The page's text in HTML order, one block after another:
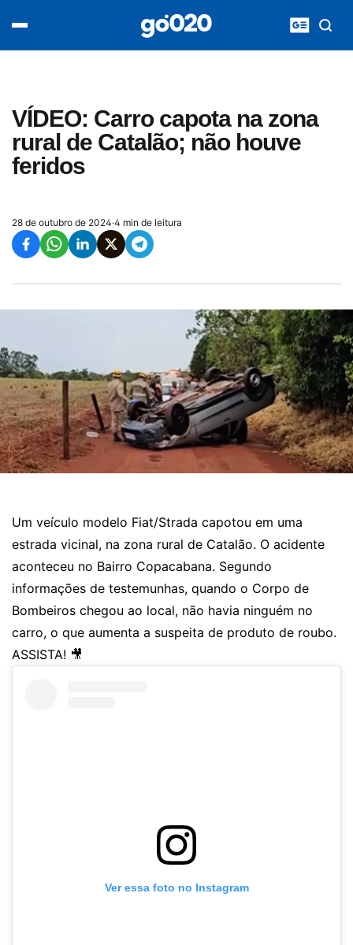
VÍDEO: Carro capota na zona
rural de Catalão; não houve
feridos
28 de outubro de 2024·4 min de leitura
Um veículo modelo Fiat/Strada capotou em uma
estrada vicinal, na zona rural de Catalão. O acidente
aconteceu no Bairro Copacabana. Segundo
informações de testemunhas, quando o Corpo de
Bombeiros chegou ao local, não havia ninguém no
carro, o que aumenta a suspeita de produto de roubo.
ASSISTA! 🎥
Ver essa foto no Instagram
acontece agora
entretenimento
vídeos
pod020